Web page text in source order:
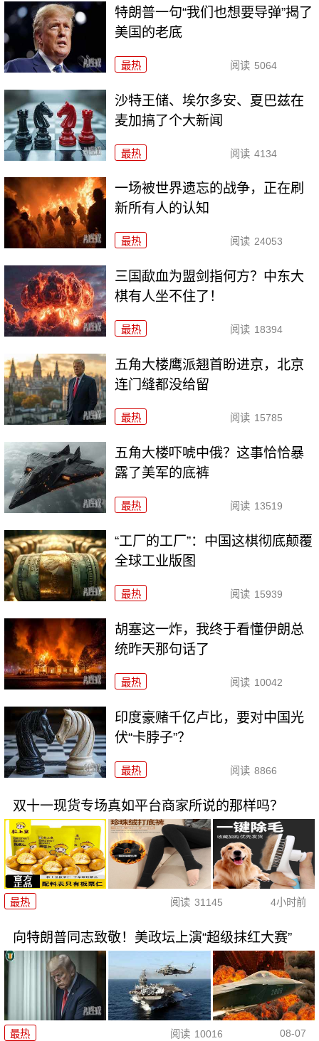
特朗普一句“我们也想要导弹”揭了
美国的老底
最热 阅读 5064
沙特王储、埃尔多安、夏巴兹在
麦加搞了个大新闻
最热 阅读 4134
一场被世界遗忘的战争，正在刷
新所有人的认知
最热 阅读 24053
三国歃血为盟剑指何方？中东大
棋有人坐不住了！
最热 阅读 18394
五角大楼鹰派翘首盼进京，北京
连门缝都没给留
最热 阅读 15785
五角大楼吓唬中俄？这事恰恰暴
露了美军的底裤
最热 阅读 13519
“工厂的工厂”：中国这棋彻底颠覆
全球工业版图
最热 阅读 15939
胡塞这一炸，我终于看懂伊朗总
统昨天那句话了
最热 阅读 10042
印度豪赌千亿卢比，要对中国光
伏“卡脖子”？
最热 阅读 8866
双十一现货专场真如平台商家所说的那样吗？
最热 阅读 31145 4小时前
向特朗普同志致敬！美政坛上演“超级抹红大赛”
最热 阅读 10016 08-07